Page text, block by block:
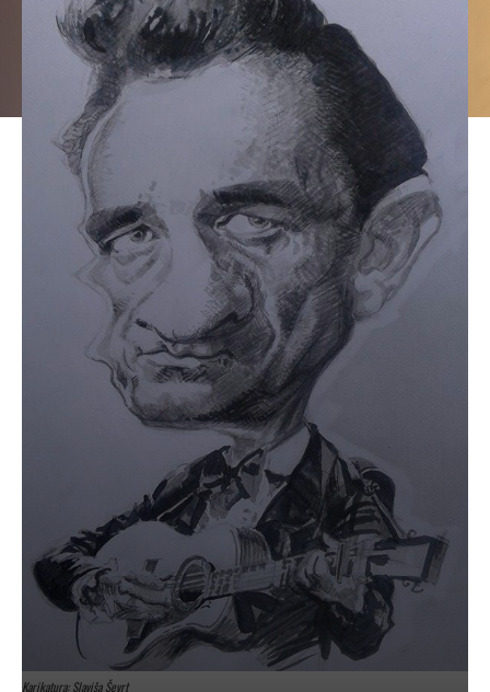
Karikatura: Slaviša Ševrt